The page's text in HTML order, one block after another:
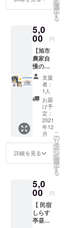
いたし
ます。
料金は
送料・
込みと
なって
おりま
す。 ※
配送期
間： ・
写真
集 ″忘
れられ
た被災
地”
『旭』
→12月
より随
時発送
いたし
ます。
・サン
チュ摘
→コロ
ナが落
ち着く
時期を
見て後
程ご連
集 ″忘
た被災
地”
『旭』
→12月
より随
時発送
いたし
ます。
・ハマ
グリ →
旬の時
期を見
計らい
まして
発送い
たしま
す。
（2022
年4月頃
定）
レット
ナーの
セット
をお届
けいた
しま
す。 豚
レバー
スモー
ク（販
売元：
道の駅
季楽里
あさ
ひ）
asahi.c
om/202
smoke/
マーガ
レット
ポーク
ウィン
ナー
（製造
ます。
※料金は
消費税
込みと
なって
おりま
す。 ※
分量：
5Lサイ
ズ1個 ※
宅配便
でお届
けいた
しま
す。 ※
配送期
間： ・
集 ″忘
れられ
『旭』
→12月
より随
時発送
いたし
ます。
を感じ
られる
です。
（ホー
ムペー
ジよ
り） 販
売元：
https://t
akano-
orchard
.com/ ※
料金は
送料・
込みと
なって
宅配便
でお届
けいた
しま
す。 ※
分量：
る場所
でもあ
りま
す。 温
暖な気
候を利
用し
た、糖
度が高
くて香
りのよ
いイチ
ゴをぜ
ひご堪
能くだ
さい。
生産・
ww.kan
kouichi
kougo/i
ndex.ht
ml
被災地”
『旭』1
屋さん
蔵出し
食器詰
め合わ
せの
コース
です。
千葉県
旭市で
120年続
く瀬戸
物屋、
カネハ
チ糀屋
商店の
蔵出し
食器詰
す。 昭
和のレ
トロで
懐かし
いもの
から、
を
選
択
す
る
5,0
00 円
【旭市
農家自
慢のお
米＆写
真集“忘
れられ
た被災
『旭』
5,000円
旭市農
家自慢
のお米
と、写
真集“忘
た被災
地”
『旭』1
冊を
セット
でお届
支援
者：
1人
お届
け予
定：
2021
年12
月
詳細を見る
こ
の
リ
タ
ー
ン
を
選
択
す
る
5,0
00 円
【 民宿
しらす
亭昼め